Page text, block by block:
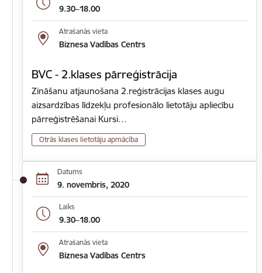
9.30–18.00
Atrašanās vieta
Biznesa Vadības Centrs
BVC - 2.klases pārreģistrācija
Zināšanu atjaunošana 2.reģistrācijas klases augu
aizsardzības līdzekļu profesionālo lietotāju apliecību
pārreģistrēšanai Kursi…
Otrās klases lietotāju apmācība
Datums
9. novembris, 2020
Laiks
9.30–18.00
Atrašanās vieta
Biznesa Vadības Centrs